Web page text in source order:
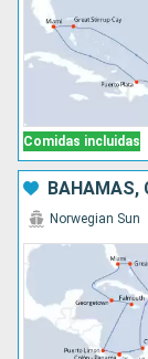
Comidas incluidas
Norwegian Sun